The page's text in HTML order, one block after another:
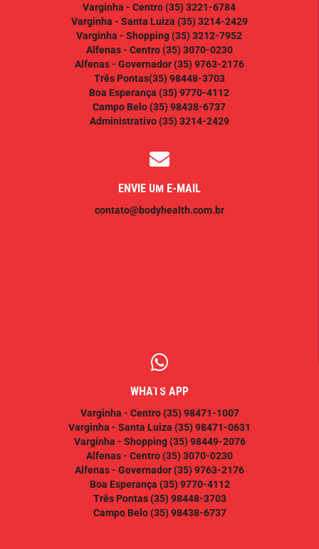
Varginha - Centro(35) 3221-6784
Varginha - Santa Luiza (35) 3214-2429
Varginha - Shopping(35) 3212-7952
Alfenas - Centro(35) 3070-0230
Alfenas - Governador(35) 9763-2176
Três Pontas(35) 98448-3703
Boa Esperança (35) 9770-4112
Campo Belo(35) 98438-6737
Administrativo(35) 3214-2429
ENVIE UM E-MAIL
contato@bodyhealth.com.br
WHATS APP
Varginha - Centro(35) 98471-1007
Varginha - Santa Luiza (35) 98471-0631
Varginha - Shopping(35) 98449-2076
Alfenas - Centro(35) 3070-0230
Alfenas - Governador(35) 9763-2176
Boa Esperança (35) 9770-4112
Três Pontas(35) 98448-3703
Campo Belo(35) 98438-6737